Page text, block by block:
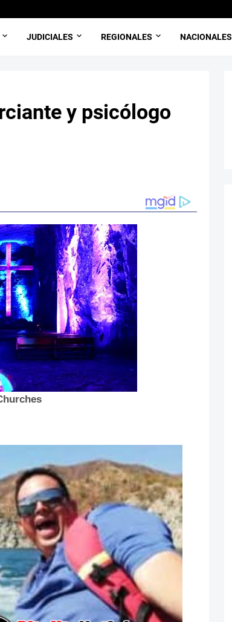
JUDICIALES REGIONALES NACIONALES
y psicólogo